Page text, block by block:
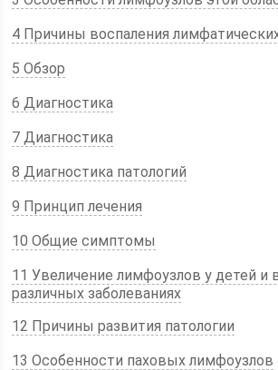
4 Причины воспаления
5 Обзор
6 Диагностика
7 Диагностика
8 Диагностика патологий
9 Принцип лечения
10 Общие симптомы
11 Увеличение лимфоузлов у детей и
различных заболеваниях
12 Причины развития патологии
13 Особенности паховых лимфоузлов